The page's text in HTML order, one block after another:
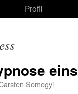
Profil
Somogyi